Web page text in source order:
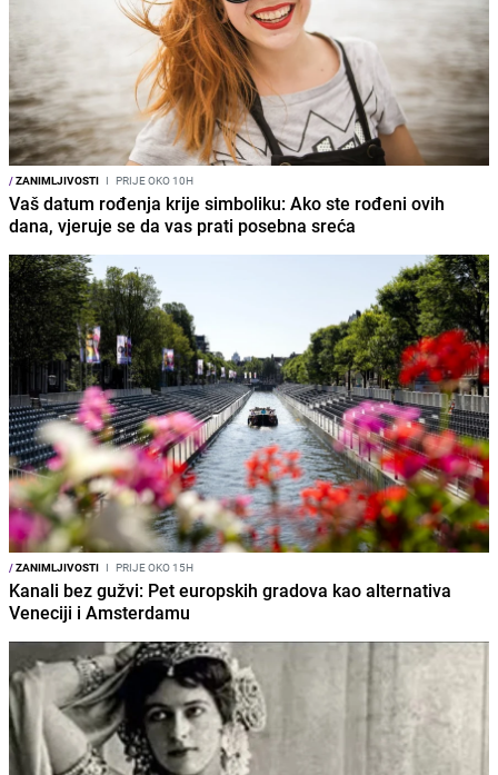
/ZANIMLJIVOSTI I PRIJE OKO 10H
Vaš datum rođenja krije simboliku: Ako ste rođeni ovih
dana, vjeruje se da vas prati posebna sreća
/ZANIMLJIVOSTI I PRIJE OKO 15H
Kanali bez gužvi: Pet europskih gradova kao alternativa
Veneciji i Amsterdamu